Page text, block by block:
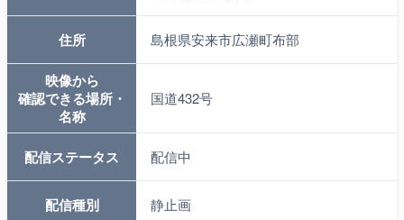
住所 島根県安来市広瀬町布部
映像から
確認できる場所・
名称
国道432号
配信ステータス 配信中
配信種別 静止画